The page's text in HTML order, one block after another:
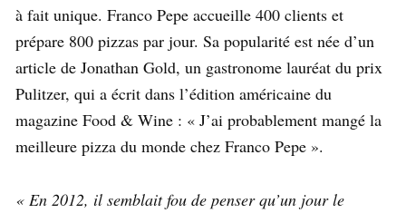
à fait unique. Franco Pepe accueille 400 clients et
prépare 800 pizzas par jour. Sa popularité est née d’un
article de Jonathan Gold, un gastronome lauréat du prix
Pulitzer, qui a écrit dans l’édition américaine du
magazine Food & Wine : « J’ai probablement mangé la
meilleure pizza du monde chez Franco Pepe ».
« En 2012, il semblait fou de penser qu’un jour le